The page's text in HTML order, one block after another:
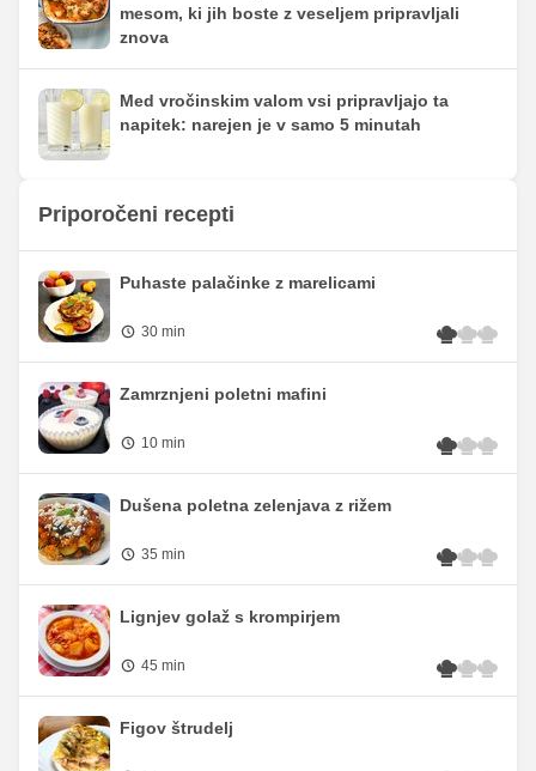
mesom, ki jih boste z veseljem pripravljali
znova
Med vročinskim valom vsi pripravljajo ta
napitek: narejen je v samo 5 minutah
Priporočeni recepti
Puhaste palačinke z marelicami
30 min
Zamrznjeni poletni mafini
10 min
Dušena poletna zelenjava z rižem
35 min
Lignjev golaž s krompirjem
45 min
Figov štrudelj